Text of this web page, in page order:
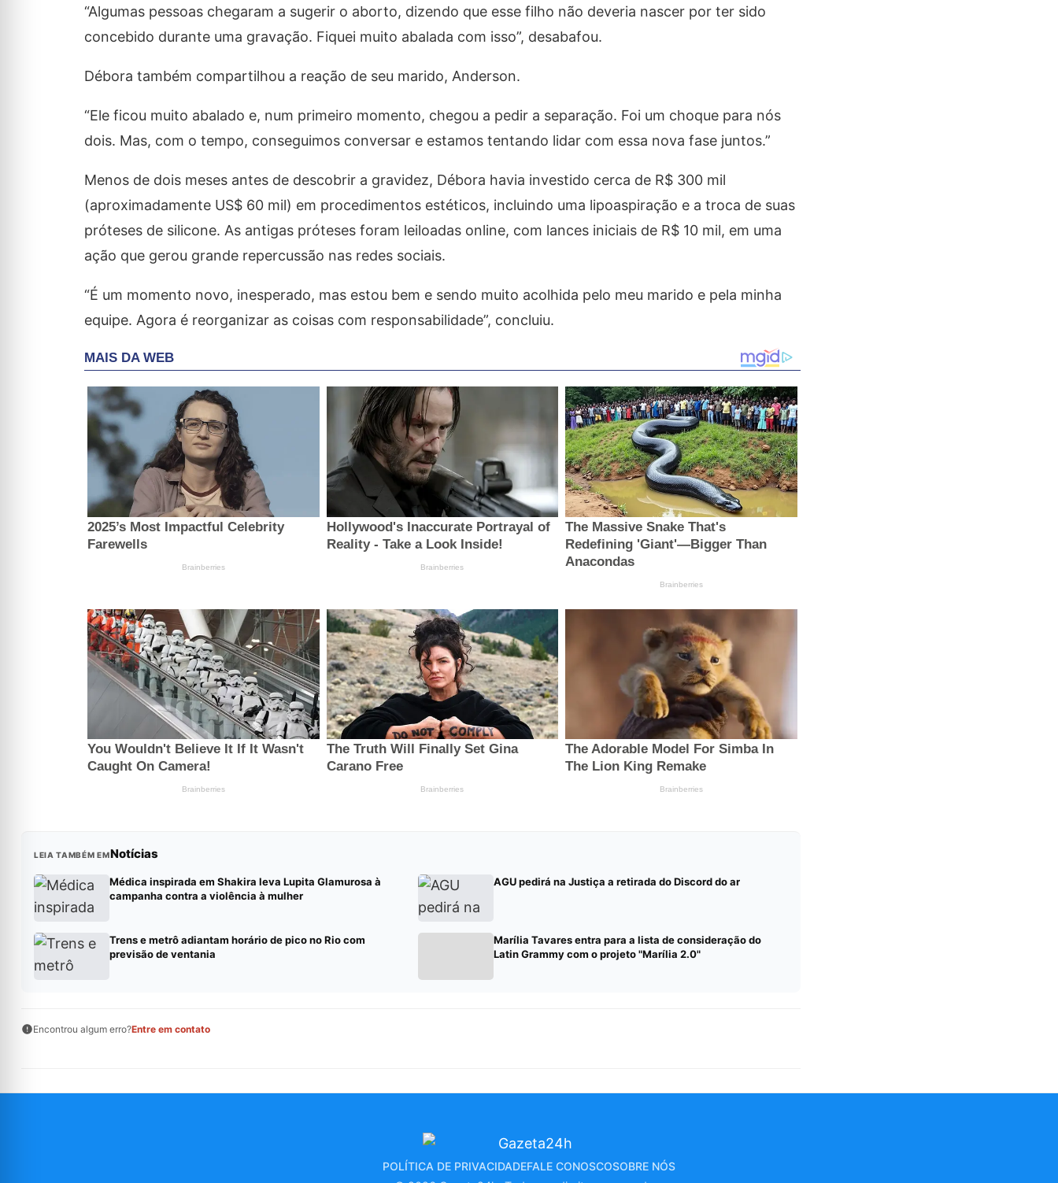
“Algumas pessoas chegaram a sugerir o aborto, dizendo que esse filho não deveria nascer por ter sido
concebido durante uma gravação. Fiquei muito abalada com isso”, desabafou.
Débora também compartilhou a reação de seu marido, Anderson.
“Ele ficou muito abalado e, num primeiro momento, chegou a pedir a separação. Foi um choque para nós
dois. Mas, com o tempo, conseguimos conversar e estamos tentando lidar com essa nova fase juntos.”
Menos de dois meses antes de descobrir a gravidez, Débora havia investido cerca de R$ 300 mil
(aproximadamente US$ 60 mil) em procedimentos estéticos, incluindo uma lipoaspiração e a troca de suas
próteses de silicone. As antigas próteses foram leiloadas online, com lances iniciais de R$ 10 mil, em uma
ação que gerou grande repercussão nas redes sociais.
“É um momento novo, inesperado, mas estou bem e sendo muito acolhida pelo meu marido e pela minha
equipe. Agora é reorganizar as coisas com responsabilidade”, concluiu.
LEIA TAMBÉM EMNotícias
Médica inspirada em Shakira leva Lupita Glamurosa à
campanha contra a violência à mulher
AGU pedirá na Justiça a retirada do Discord do ar
Trens e metrô adiantam horário de pico no Rio com
previsão de ventania
Marília Tavares entra para a lista de consideração do
Latin Grammy com o projeto "Marília 2.0"
Encontrou algum erro?Entre em contato
POLÍTICA DE PRIVACIDADEFALE CONOSCOSOBRE NÓS